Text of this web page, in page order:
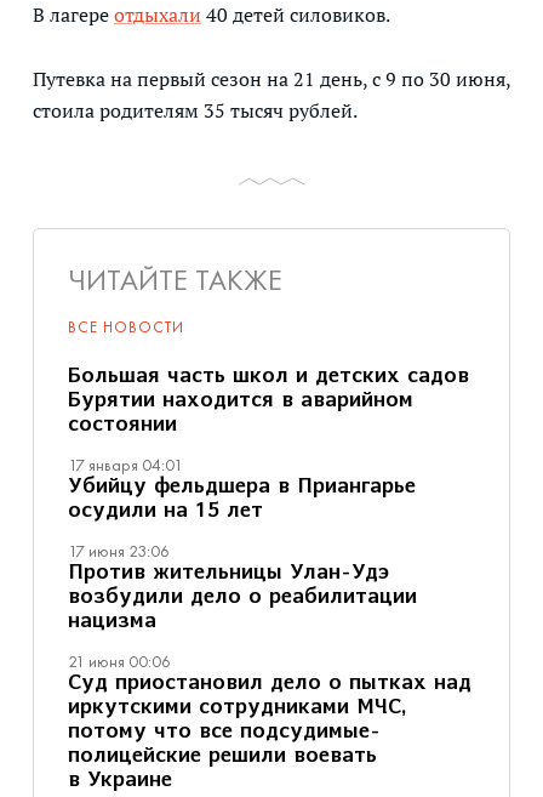
В лагереотдыхали 40 детей силовиков.
Путевка на первый сезон на 21 день, с 9 по 30 июня,
стоила родителям 35 тысяч рублей.
ЧИТАЙТЕ ТАКЖЕ
ВСЕ НОВОСТИ
Большая часть школ и детских садов
Бурятии находится в аварийном
состоянии
17 января 04:01
Убийцу фельдшера в Приангарье
осудили на 15 лет
17 июня 23:06
Против жительницы Улан-Удэ
возбудили дело о реабилитации
нацизма
21 июня 00:06
Суд приостановил дело о пытках над
иркутскими сотрудниками МЧС,
потому что все подсудимые-
полицейские решили воевать
в Украине